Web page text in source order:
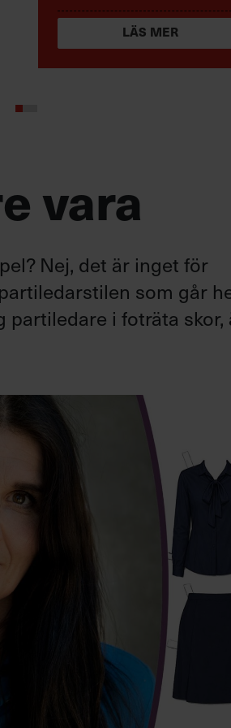
LÄS MER
vara
Nej, det är inget för
som går
partiledare i foträta skor,